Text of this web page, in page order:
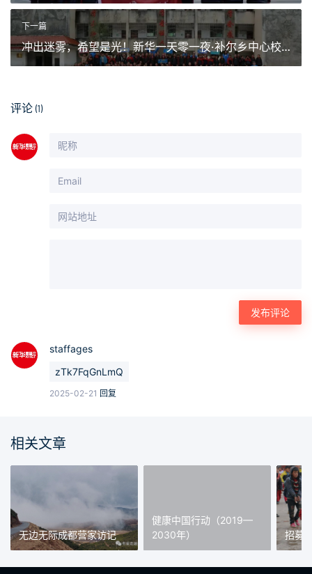
下一篇
冲出迷雾，希望是光！新华一天零一夜·补尔乡中心校
公益活动
评论 (1)
staffages
zTk7FqGnLmQ
2025-02-21 回复
相关文章
无边无际成都营家访记
健康中国行动（2019—
2030年）
招募